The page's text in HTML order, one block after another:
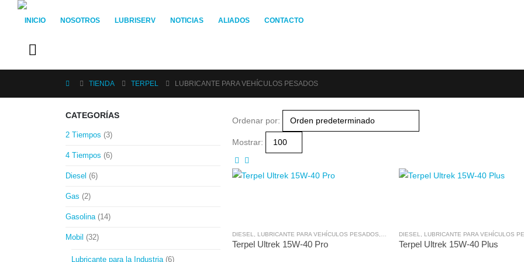
INICIO NOSOTROS LUBRISERV NOTICIAS ALIADOS CONTACTO
TIENDA TERPEL LUBRICANTE PARA VEHÍCULOS PESADOS
Ordenar por:
Mostrar:
DIESEL, LUBRICANTE PARA VEHÍCULOS PESADOS, TERPEL,TODOS NUESTROS PRODUCTOS
Terpel Ultrek 15W-40 Pro
DIESEL, LUBRICANTE PARA VEHÍCULOS
Terpel Ultrek 15W-40 Plus
CATEGORÍAS
2 Tiempos (3)
4 Tiempos (6)
Diesel (6)
Gas (2)
Gasolina (14)
Mobil (32)
Lubricante para la Industria (6)